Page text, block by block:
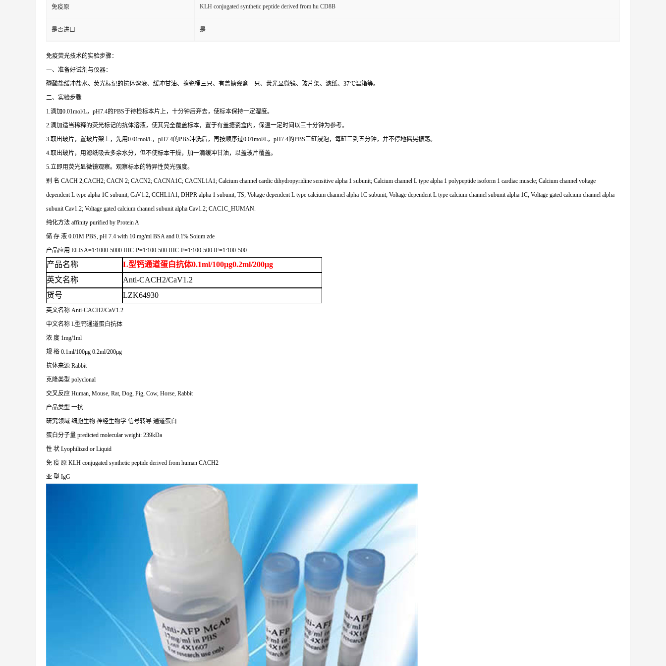
免疫原 KLH conjugated synthetic peptide derived from hu CD8B
是否进口 是
免疫荧光技术的实验步骤：
一、准备好试剂与仪器：
磷酸盐缓冲盐水、荧光标记的抗体溶液、缓冲甘油、搪瓷桶三只、有盖搪瓷盒一只、荧光显微镜、玻片架、滤纸、 37℃温箱等。
二、实验步骤
1.滴加0.01mol/L，pH7.4的PBS于待检标本片上，十分钟后弃去，使标本保持一定湿度。
2.滴加适当稀释的荧光标记的抗体溶液，使其完全覆盖标本，置于有盖搪瓷盒内，保温一定时间以三十分钟为参考。
3.取出玻片，置玻片架上，先用0.01mol/L，pH7.4的PBS冲洗后，再按顺序过0.01mol/L，pH7.4的PBS三缸浸泡，每缸三到五分钟，并不停地摇晃振荡。
4.取出玻片，用滤纸吸去多余水分，但不使标本干燥，加一滴缓冲甘油，以盖玻片覆盖。
5.立即用荧光显微镜观察。观察标本的特异性荧光强度。
别 名 CACH 2;CACH2; CACN 2; CACN2; CACNA1C; CACNL1A1; Calcium channel cardic dihydropyridine sensitive alpha 1 subunit; Calcium channel L type alpha 1 polypeptide isoform 1 cardiac muscle; Calcium channel voltage
dependent L type alpha 1C subunit; CaV1.2; CCHL1A1; DHPR alpha 1 subunit; TS; Voltage dependent L type calcium channel alpha 1C subunit; Voltage dependent L type calcium channel subunit alpha 1C; Voltage gated calcium channel alpha
subunit Cav1.2; Voltage gated calcium channel subunit alpha Cav1.2; CAC1C_HUMAN.
纯化方法 affinity purified by Protein A
储 存 液 0.01M PBS, pH 7.4 with 10 mg/ml BSA and 0.1% Soium zde
产品应用 ELISA=1:1000-5000 IHC-P=1:100-500 IHC-F=1:100-500 IF=1:100-500
产品名称
L型钙通道蛋白抗体0.1ml/100μg0.2ml/200μg
英文名称
Anti-CACH2/CaV1.2
货号
LZK64930
英文名称 Anti-CACH2/CaV1.2
中文名称 L型钙通道蛋白抗体
浓 度 1mg/1ml
规 格 0.1ml/100μg 0.2ml/200μg
抗体来源 Rabbit
克隆类型 polyclonal
交叉反应 Human, Mouse, Rat, Dog, Pig, Cow, Horse, Rabbit
产品类型 一抗
研究领域 细胞生物 神经生物学 信号转导 通道蛋白
蛋白分子量 predicted molecular weight: 239kDa
性 状 Lyophilized or Liquid
免 疫 原 KLH conjugated synthetic peptide derived from human CACH2
亚 型 IgG